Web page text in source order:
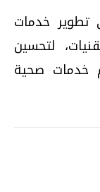
تطوير خدمات
لتحسين
خدمات صحية